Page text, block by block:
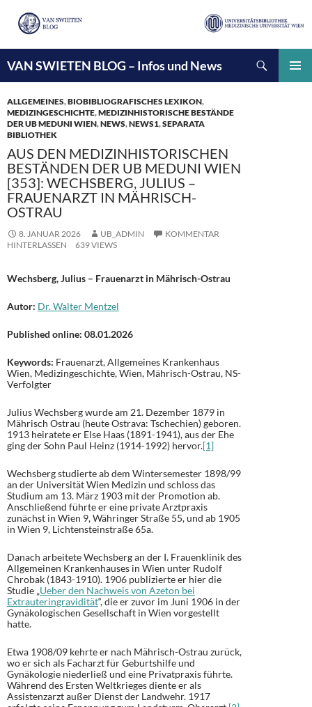
VAN SWIETEN BLOG – Infos und News
INHALT
SPRINGEN
ALLGEMEINES,BIOBIBLIOGRAFISCHES LEXIKON,
MEDIZINGESCHICHTE,MEDIZINHISTORISCHE BESTÄNDE
DER UB MEDUNI WIEN,NEWS,NEWS1,SEPARATA
BIBLIOTHEK
AUS DEN MEDIZINHISTORISCHEN
BESTÄNDEN DER UB MEDUNI WIEN
[353]: WECHSBERG, JULIUS –
FRAUENARZT IN MÄHRISCH-
OSTRAU
8. JANUAR 2026 UB_ADMIN
KOMMENTAR
HINTERLASSEN
639 VIEWS
Wechsberg, Julius – Frauenarzt in Mährisch-Ostrau
Autor: Dr. Walter Mentzel
Published online: 08.01.2026
Keywords: Frauenarzt, Allgemeines Krankenhaus
Wien, Medizingeschichte, Wien, Mährisch-Ostrau, NS-
Verfolgter
Julius Wechsberg wurde am 21. Dezember 1879 in
Mährisch Ostrau (heute Ostrava: Tschechien) geboren.
1913 heiratete er Else Haas (1891-1941), aus der Ehe
ging der Sohn Paul Heinz (1914-1992) hervor.[1]
Wechsberg studierte ab dem Wintersemester 1898/99
an der Universität Wien Medizin und schloss das
Studium am 13. März 1903 mit der Promotion ab.
Anschließend führte er eine private Arztpraxis
zunächst in Wien 9, Währinger Straße 55, und ab 1905
in Wien 9, Lichtensteinstraße 65a.
Danach arbeitete Wechsberg an der I. Frauenklinik des
Allgemeinen Krankenhauses in Wien unter Rudolf
Chrobak (1843-1910). 1906 publizierte er hier die
Studie „Ueber den Nachweis von Azeton bei
Extrauteringravidität“, die er zuvor im Juni 1906 in der
Gynäkologischen Gesellschaft in Wien vorgestellt
hatte.
Etwa 1908/09 kehrte er nach Mährisch-Ostrau zurück,
wo er sich als Facharzt für Geburtshilfe und
Gynäkologie niederließ und eine Privatpraxis führte.
Während des Ersten Weltkrieges diente er als
Assistenzarzt außer Dienst der Landwehr. 1917